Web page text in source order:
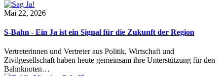
Mai 22, 2026
S-Bahn - Ein Ja ist ein Signal für die Zukunft der Region
Vertreterinnen und Vertreter aus Politik, Wirtschaft und
Zivilgesellschaft haben heute gemeinsam ihre Unterstützung für den
Bahnknoten…